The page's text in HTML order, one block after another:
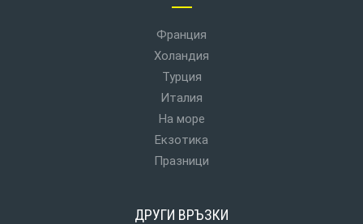
Франция
Холандия
Турция
Италия
На море
Екзотика
Празници
ДРУГИ ВРЪЗКИ